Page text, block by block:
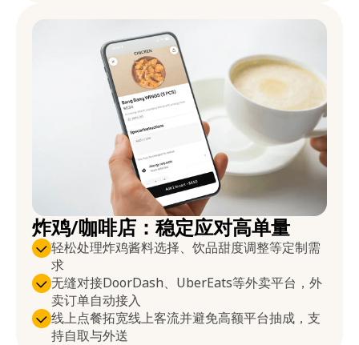
炸鸡/咖啡店：稳定应对高单量
轻松处理炸鸡酱料选择、饮品甜度调整等定制需
求
无缝对接DoorDash、UberEats等外卖平台，外
卖订单自动接入
线上点餐拓宽线上客流并避免高额平台抽成，支
持自取与外送